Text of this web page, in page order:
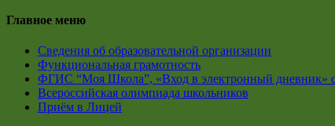
Главное меню
Сведения об образовательной организации
Функциональная грамотность
ФГИС “Моя Школа”, «Вход в электронный дневник»
Всероссийская олимпиада школьников
Приём в Лицей